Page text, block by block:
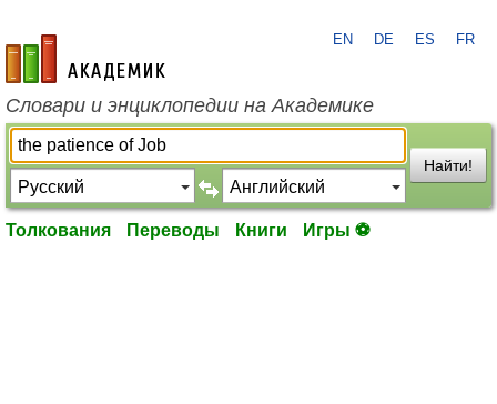
academic.ru
EN DE ES FR
Словари и энциклопедии на Академике
Найти!
Толкования Переводы Книги Игры ⚽